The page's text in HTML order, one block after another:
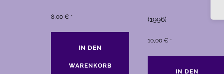
8,00 € *
IN DEN
WARENKORB
(1996)
10,00 € *
IN DEN